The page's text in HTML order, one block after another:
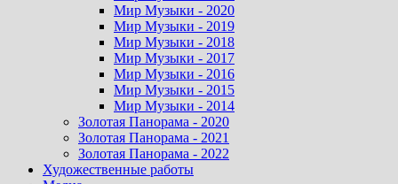
Мир Музыки - 2020
Мир Музыки - 2019
Мир Музыки - 2018
Мир Музыки - 2017
Мир Музыки - 2016
Мир Музыки - 2015
Мир Музыки - 2014
Золотая Панорама - 2020
Золотая Панорама - 2021
Золотая Панорама - 2022
Художественные работы